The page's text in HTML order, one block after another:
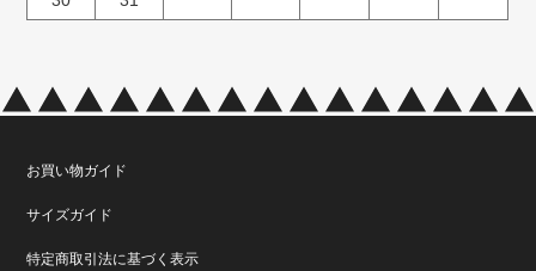
お買い物ガイド
サイズガイド
特定商取引法に基づく表示